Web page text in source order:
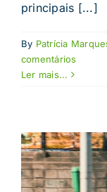
principais [...]
By Patrícia
comentários
Ler mais...